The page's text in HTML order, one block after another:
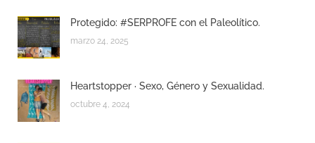
Protegido: #SERPROFE con el Paleolítico.
marzo 24, 2025
Heartstopper · Sexo, Género y Sexualidad.
octubre 4, 2024